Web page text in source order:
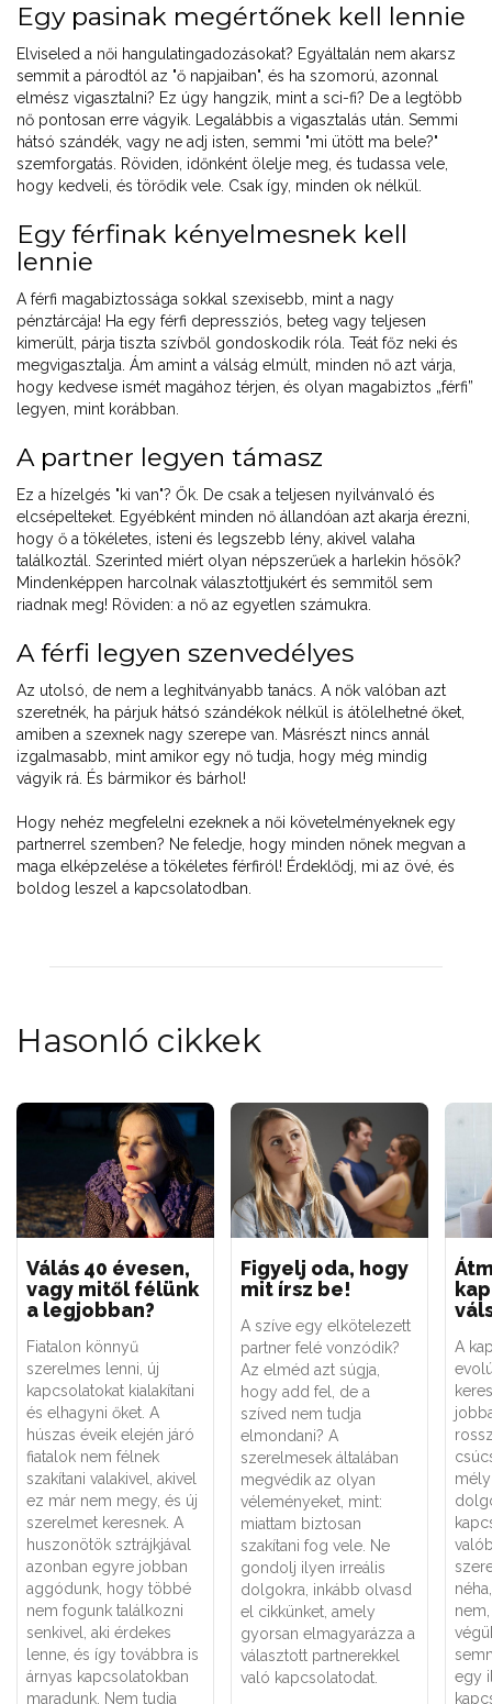
Egy pasinak megértőnek kell lennie
Elviseled a női hangulatingadozásokat? Egyáltalán nem akarsz
semmit a párodtól az "ő napjaiban", és ha szomorú, azonnal
elmész vigasztalni? Ez úgy hangzik, mint a sci-fi? De a legtöbb
nő pontosan erre vágyik. Legalábbis a vigasztalás után. Semmi
hátsó szándék, vagy ne adj isten, semmi "mi ütött ma bele?"
szemforgatás. Röviden, időnként ölelje meg, és tudassa vele,
hogy kedveli, és törődik vele. Csak így, minden ok nélkül.
Egy férfinak kényelmesnek kell
lennie
A férfi magabiztossága sokkal szexisebb, mint a nagy
pénztárcája! Ha egy férfi depressziós, beteg vagy teljesen
kimerült, párja tiszta szívből gondoskodik róla. Teát főz neki és
megvigasztalja. Ám amint a válság elmúlt, minden nő azt várja,
hogy kedvese ismét magához térjen, és olyan magabiztos „férfi”
legyen, mint korábban.
A partner legyen támasz
Ez a hízelgés "ki van"? Ők. De csak a teljesen nyilvánvaló és
elcsépelteket. Egyébként minden nő állandóan azt akarja érezni,
hogy ő a tökéletes, isteni és legszebb lény, akivel valaha
találkoztál. Szerinted miért olyan népszerűek a harlekin hősök?
Mindenképpen harcolnak választottjukért és semmitől sem
riadnak meg! Röviden: a nő az egyetlen számukra.
A férfi legyen szenvedélyes
Az utolsó, de nem a leghitványabb tanács. A nők valóban azt
szeretnék, ha párjuk hátsó szándékok nélkül is átölelhetné őket,
amiben a szexnek nagy szerepe van. Másrészt nincs annál
izgalmasabb, mint amikor egy nő tudja, hogy még mindig
vágyik rá. És bármikor és bárhol!
Hogy nehéz megfelelni ezeknek a női követelményeknek egy
partnerrel szemben? Ne feledje, hogy minden nőnek megvan a
maga elképzelése a tökéletes férfiról! Érdeklődj, mi az övé, és
boldog leszel a kapcsolatodban.
Hasonló cikkek
Válás 40 évesen,
vagy mitől félünk
a legjobban?
Fiatalon könnyű
szerelmes lenni, új
kapcsolatokat kialakítani
és elhagyni őket. A
húszas éveik elején járó
fiatalok nem félnek
szakítani valakivel, akivel
ez már nem megy, és új
szerelmet keresnek. A
huszonötök sztrájkjával
azonban egyre jobban
aggódunk, hogy többé
nem fogunk találkozni
senkivel, aki érdekes
lenne, és így továbbra is
árnyas kapcsolatokban
maradunk. Nem tudja
Figyelj oda, hogy
mit írsz be!
A szíve egy elkötelezett
partner felé vonzódik?
Az elméd azt súgja,
hogy add fel, de a
szíved nem tudja
elmondani? A
szerelmesek általában
megvédik az olyan
véleményeket, mint:
miattam biztosan
szakítani fog vele. Ne
gondolj ilyen irreális
dolgokra, inkább olvasd
el cikkünket, amely
gyorsan elmagyarázza a
választott partnerekkel
való kapcsolatodat.
A
egy